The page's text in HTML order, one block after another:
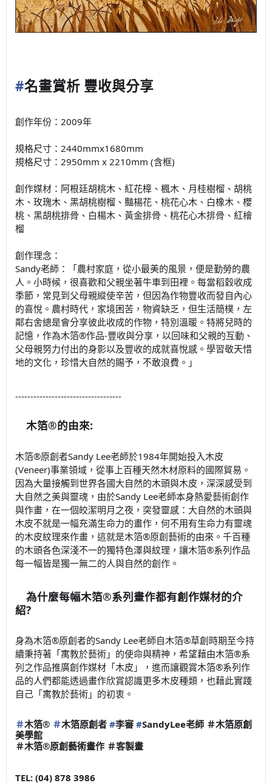
#名畫賞析 豐收與分享
創作年份：2009年
規格尺寸：2440mmx1680mm
規格尺寸：2950mm x 2210mm (含框)
創作媒材：阿根廷胡桃木、紅花樟、楓木、月桂樹榴、胡桃
木、玫瑰木、黑胡桃樹榴、豔楊花、桃花心木、白橡木、櫻
桃、黑胡桃排骨、白楊木、黃金排骨、桃花心木排骨、紅檜
榴
創作理念：
Sandy老師：「農村家庭，從小最美的風景，便是勤勞的農
人。小時候，很喜歡和父親坐著牛車到田裡。每當稻穀收成
季節，常見到父母親縱使辛苦，但因為作物豐收而發自內心
的喜悅。農村時代，家境困苦，物資缺乏，但生活簡樸，左
鄰右舍總是會分享彼此收成的作物，特別溫暖。特將兒時的
記憶，作為木箔®作品-豐收與分享，以回味和父親的互動、
父母親努力付出的身影以及豐收的成就喜悅感。學習敬天惜
地的文化，珍惜大自然的賜予，不敢浪費。」
-----------------------------------
✍木箔®的由來:
木箔®原創者Sandy Lee老師於1984年開始投入木皮
(Veneer)事業領域，從事上百種天然木材原料的國際貿易。
因為大量接觸到世界各國大自然的木頭與木皮，深深感受到
大自然之美與靈魂，由於Sandy Lee老師本身熱愛藝術創作
與作畫，在一個皎潔明月之夜，突發靈感：大自然的木頭與
木皮不就是一幅充滿生命力的畫作，何不用有生命力有靈魂
的木皮紋理來作畫，這就是木箔®原創藝術的由來。千百種
的木頭各色深淺不一的獨特色澤與紋理，讓木箔®系列作品
每一幅皆是獨一無二的人與自然的創作。
✍為什麼每幅木箔®系列畫作都有創作媒材的介
紹?
身為木箔®原創者的Sandy Lee老師自木箔®草創時期至今持
續秉持著「寓教於藝術」的使命與精神，希望藉由木箔®系
列之作品推廣創作媒材「木皮」，進而讓觀賞木箔®系列作
品的人們都能透過畫作欣賞認識更多木皮種類，也藉此實踐
自己「寓教於藝術」的初衷。
＃木箔® ＃木箔原創者 #李審 #SandyLee老師 ＃木箔原創
美學館
＃木箔®原創藝術畫作 ＃客製畫
TEL: (04) 878 3986